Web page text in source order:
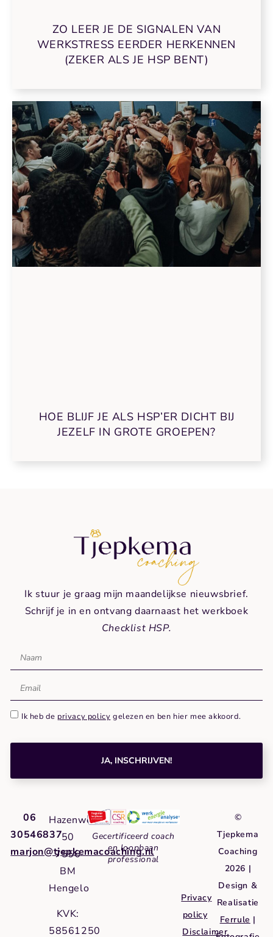
ZO LEER JE DE SIGNALEN VAN
WERKSTRESS EERDER HERKENNEN
(ZEKER ALS JE HSP BENT)
HOE BLIJF JE ALS HSP’ER DICHT BIJ
JEZELF IN GROTE GROEPEN?
Ik stuur je graag mijn maandelijkse nieuwsbrief.
Schrijf je in en ontvang daarnaast het werkboek
Checklist HSP.
Ik heb de privacy policy gelezen en ben hier mee akkoord.
JA, INSCHRIJVEN!
06
30546837
marjon@tjepkemacoaching.nl
Hazenweg
50
7556
BM
Hengelo
KVK:
58561250
Gecertificeerd coach
en loopbaan
professional
Privacy
policy
Disclaimer
©
Tjepkema
Coaching
2026 |
Design &
Realisatie
Ferrule |